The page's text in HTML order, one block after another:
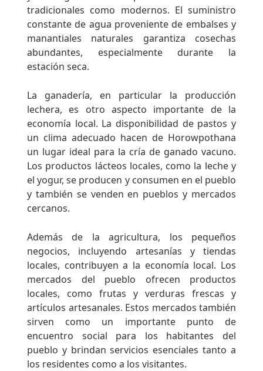
tradicionales como modernos. El suministro
constante de agua proveniente de embalses y
manantiales naturales garantiza cosechas
abundantes, especialmente durante la
estación seca.
La ganadería, en particular la producción
lechera, es otro aspecto importante de la
economía local. La disponibilidad de pastos y
un clima adecuado hacen de Horowpothana
un lugar ideal para la cría de ganado vacuno.
Los productos lácteos locales, como la leche y
el yogur, se producen y consumen en el pueblo
y también se venden en pueblos y mercados
cercanos.
Además de la agricultura, los pequeños
negocios, incluyendo artesanías y tiendas
locales, contribuyen a la economía local. Los
mercados del pueblo ofrecen productos
locales, como frutas y verduras frescas y
artículos artesanales. Estos mercados también
sirven como un importante punto de
encuentro social para los habitantes del
pueblo y brindan servicios esenciales tanto a
los residentes como a los visitantes.